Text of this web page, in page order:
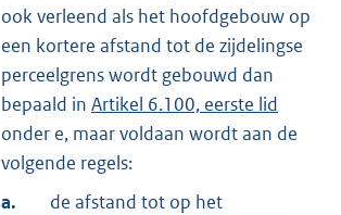
ook verleend als het hoofdgebouw op
een kortere afstand tot de zijdelingse
perceelgrens wordt gebouwd dan
bepaald in Artikel 6.100, eerste lid
onder e, maar voldaan wordt aan de
volgende regels:
a.
de afstand tot op het